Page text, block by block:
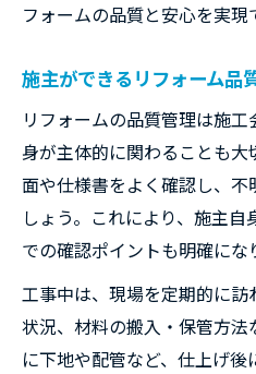
フォームの品質と安心を実現
施主ができるリフォーム品
リフォームの品質管理は施
身が主体的に関わることも大
面や仕様書をよく確認し、
しょう。これにより、施主
での確認ポイントも明確にな
工事中は、現場を定期的に
状況、材料の搬入・保管方
に下地や配管など、仕上げ